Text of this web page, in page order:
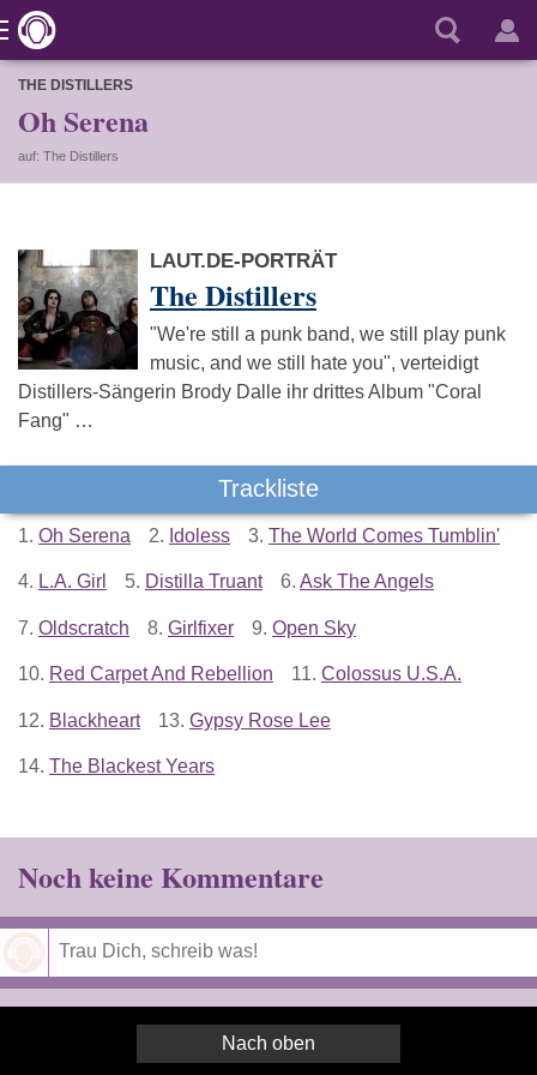
THE DISTILLERS
Oh Serena
auf: The Distillers
LAUT.DE-PORTRÄT
The Distillers
"We're still a punk band, we still play punk
music, and we still hate you", verteidigt
Distillers-Sängerin Brody Dalle ihr drittes Album "Coral
Fang" …
Trackliste
1. Oh Serena 2. Idoless 3. The World Comes Tumblin'
4. L.A. Girl 5. Distilla Truant 6. Ask The Angels
7. Oldscratch 8. Girlfixer 9. Open Sky
10. Red Carpet And Rebellion 11. Colossus U.S.A.
12. Blackheart 13. Gypsy Rose Lee
14. The Blackest Years
Noch keine Kommentare
Nach oben